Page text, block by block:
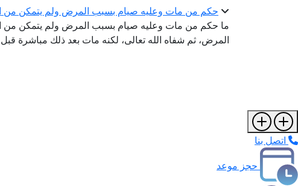
حكم من مات وعليه صيام بسبب المرض ولم يتمكن من
ما حكم من مات وعليه صيام بسبب المرض ولم يتمكن
المرض، ثم شفاه الله تعالى، لكنه مات بعد ذلك مباشرة
اتصل بنا
حجز موعد